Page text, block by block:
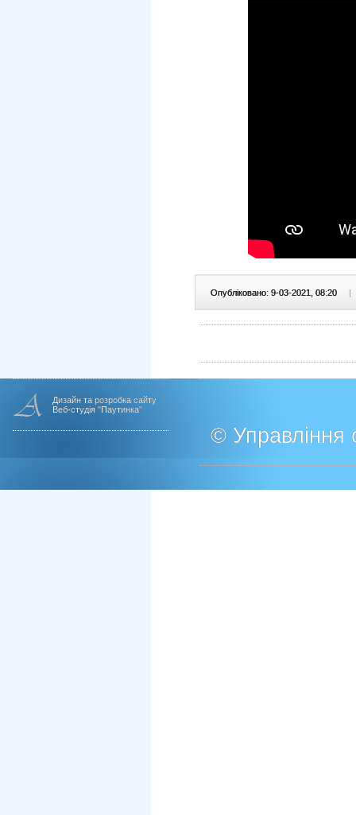
Опубліковано: 9-03-2021, 08:20 |
Дизайн та розробка сайту
Веб-студія "Паутинка"
© Управління